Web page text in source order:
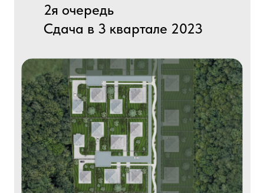
2я очередь
Сдача в 3 квартале 2023